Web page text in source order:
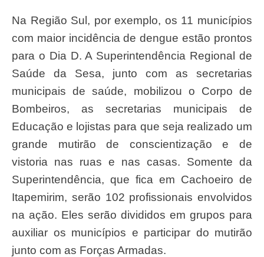
Na Região Sul, por exemplo, os 11 municípios
com maior incidência de dengue estão prontos
para o Dia D. A Superintendência Regional de
Saúde da Sesa, junto com as secretarias
municipais de saúde, mobilizou o Corpo de
Bombeiros, as secretarias municipais de
Educação e lojistas para que seja realizado um
grande mutirão de conscientização e de
vistoria nas ruas e nas casas. Somente da
Superintendência, que fica em Cachoeiro de
Itapemirim, serão 102 profissionais envolvidos
na ação. Eles serão divididos em grupos para
auxiliar os municípios e participar do mutirão
junto com as Forças Armadas.